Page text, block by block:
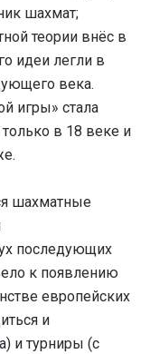
шахмат;
теории внёс в
идеи легли в
века.
игры» стала
в 18 веке и
шахматные
последующих
к появлению
европейских
и
и турниры (с